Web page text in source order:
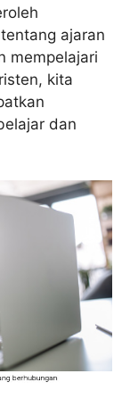
ajaran
mempelajari
kita
dan